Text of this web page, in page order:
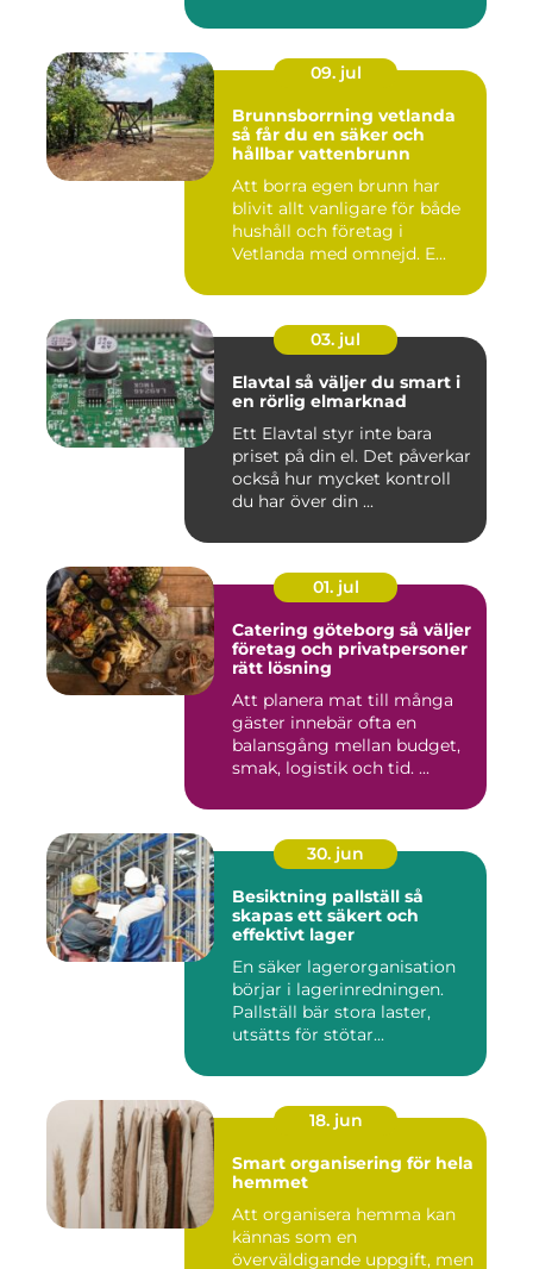
09. jul
Brunnsborrning vetlanda
så får du en säker och
hållbar vattenbrunn
Att borra egen brunn har
blivit allt vanligare för både
hushåll och företag i
Vetlanda med omnejd. E...
03. jul
Elavtal så väljer du smart i
en rörlig elmarknad
Ett Elavtal styr inte bara
priset på din el. Det påverkar
också hur mycket kontroll
du har över din ...
01. jul
Catering göteborg så väljer
företag och privatpersoner
rätt lösning
Att planera mat till många
gäster innebär ofta en
balansgång mellan budget,
smak, logistik och tid. ...
30. jun
Besiktning pallställ så
skapas ett säkert och
effektivt lager
En säker lagerorganisation
börjar i lagerinredningen.
Pallställ bär stora laster,
utsätts för stötar...
18. jun
Smart organisering för hela
hemmet
Att organisera hemma kan
kännas som en
överväldigande uppgift, men